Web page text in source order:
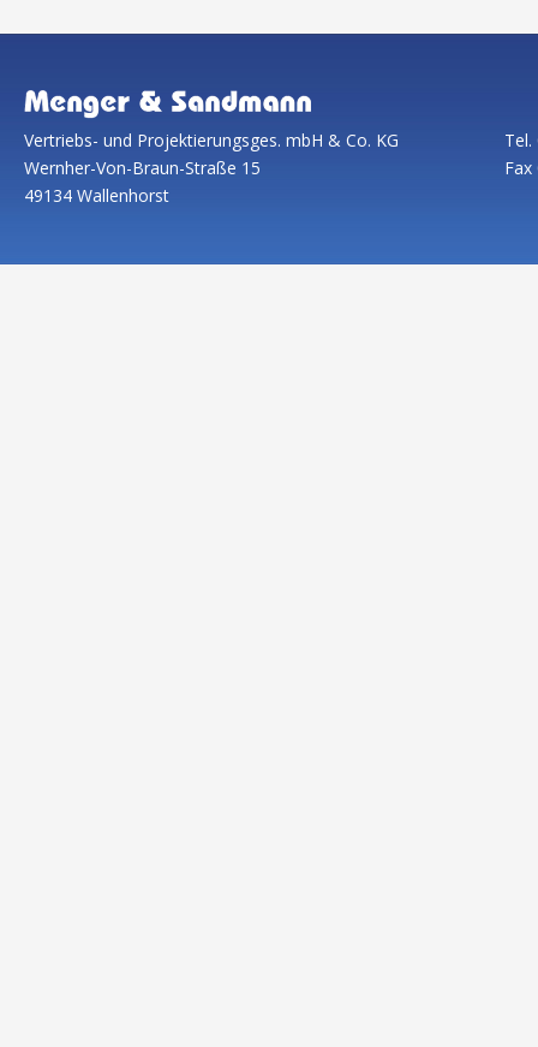
Vertriebs- und Projektierungsges. mbH & Co. KG
Wernher-Von-Braun-Straße 15
49134 Wallenhorst